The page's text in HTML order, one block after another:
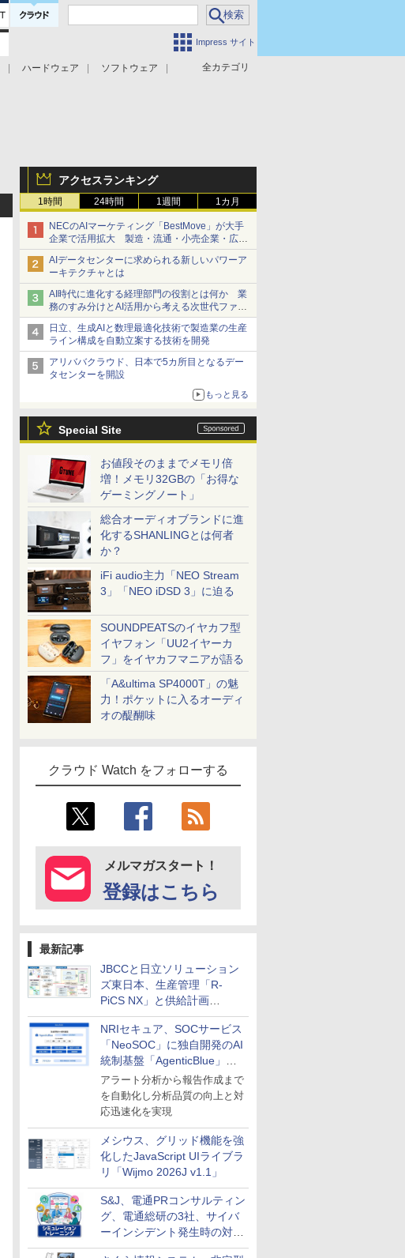
Impress サイト
全カテゴリ
ハードウェア
ソフトウェア
アクセスランキング
1時間 24時間 1週間 1カ月
NECのAIマーケティング「BestMove」が大手
企業で活用拡大 製造・流通・小売企業・広告
代理店などが実装フェーズへ
AIデータセンターに求められる新しいパワーア
ーキテクチャとは
AI時代に進化する経理部門の役割とは何か 業
務のすみ分けとAI活用から考える次世代ファイ
ナンス戦略
日立、生成AIと数理最適化技術で製造業の生産
ライン構成を自動立案する技術を開発
アリババクラウド、日本で5カ所目となるデー
タセンターを開設
もっと見る
Special Site
お値段そのままでメモリ倍
増！メモリ32GBの「お得な
ゲーミングノート」
総合オーディオブランドに進
化するSHANLINGとは何者
か？
iFi audio主力「NEO Stream
3」「NEO iDSD 3」に迫る
SOUNDPEATSのイヤカフ型
イヤフォン「UU2イヤーカ
フ」をイヤカフマニアが語る
「A&ultima SP4000T」の魅
力！ポケットに入るオーディ
オの醍醐味
クラウド Watch をフォローする
メルマガスタート！
登録はこちら
最新記事
JBCCと日立ソリューション
ズ東日本、生産管理「R-
PiCS NX」と供給計画
「scSQUARE ISP」の連携サ
ービスを提供開始
NRIセキュア、SOCサービス
「NeoSOC」に独自開発のAI
統制基盤「AgenticBlue」を
導入
アラート分析から報告作成まで
を自動化し分析品質の向上と対
応迅速化を実現
メシウス、グリッド機能を強
化したJavaScript UIライブラ
リ「Wijmo 2026J v1.1」
S&J、電通PRコンサルティン
グ、電通総研の3社、サイバ
ーインシデント発生時の対応
と危機管理広報を一体的に訓